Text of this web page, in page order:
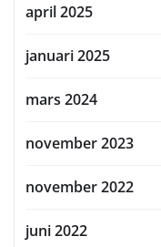
april 2025
januari 2025
mars 2024
november 2023
november 2022
juni 2022